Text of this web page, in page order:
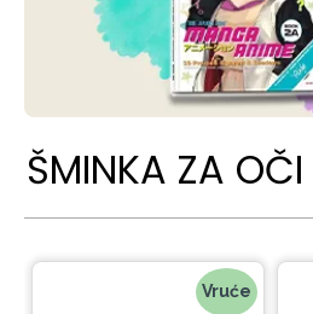
ŠMINKA ZA OČI
Vruće